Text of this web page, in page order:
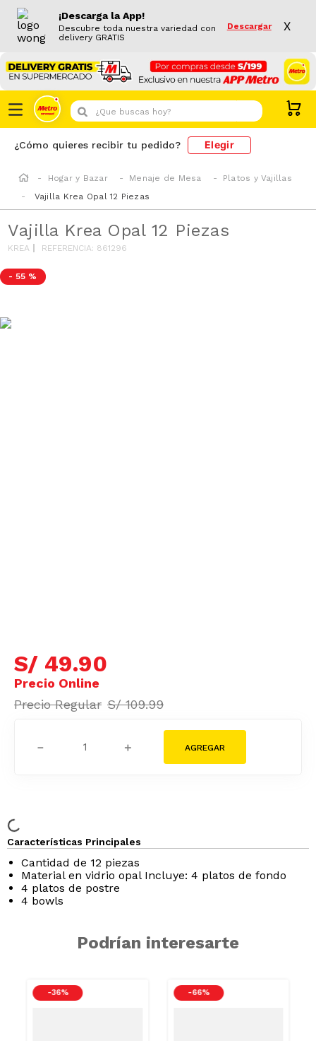
¡Descarga la App!
Descubre toda nuestra variedad con
delivery GRATIS
Descargar X
¿Que buscas hoy?
¿Cómo quieres recibir tu pedido? Elegir
Hogar y Bazar Menaje de Mesa
Platos y Vajillas
Vajilla Krea Opal 12 Piezas
Vajilla Krea Opal 12 Piezas
KREA REFERENCIA: 861296
- 55 %
S/ 49.90
S/ 109.99
＋
－
Características Principales
Cantidad de 12 piezas
Material en vidrio opal Incluye: 4 platos de fondo
4 platos de postre
4 bowls
Podrían interesarte
-36 % -66 %